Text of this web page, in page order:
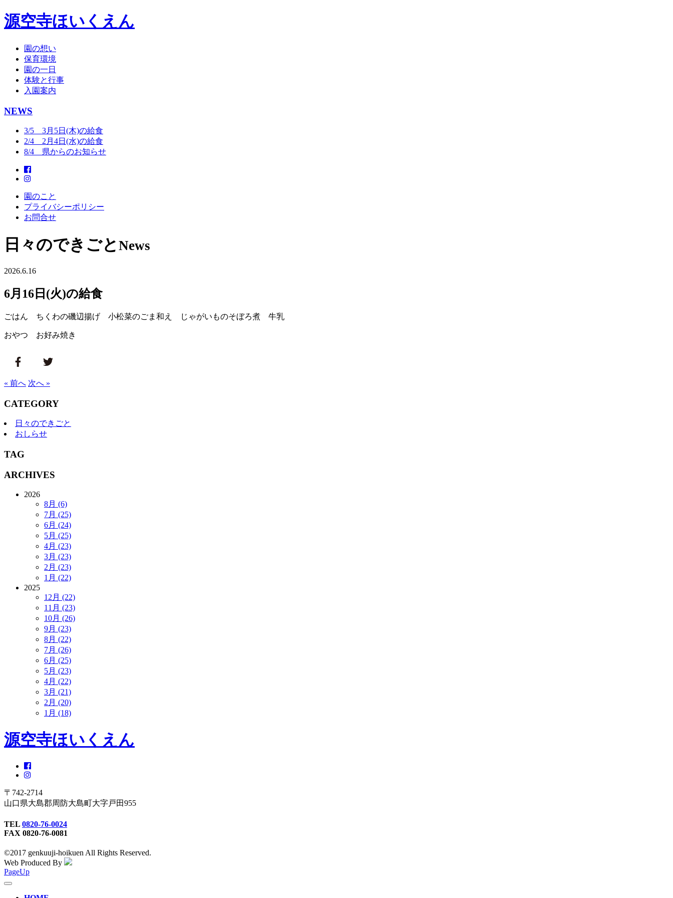
源空寺ほいくえん
園の想い
保育環境
園の一日
体験と行事
入園案内
NEWS
3/5 3月5日(木)の給食
2/4 2月4日(水)の給食
8/4 県からのお知らせ
園のこと
プライバシーポリシー
お問合せ
日々のできごと News
2026.6.16
6月16日(火)の給食
ごはん ちくわの磯辺揚げ 小松菜のごま和え じゃがいものそぼろ煮 牛乳
おやつ お好み焼き
« 前へ 次へ »
CATEGORY
日々のできごと
おしらせ
TAG
ARCHIVES
2026
8月 (6)
7月 (25)
6月 (24)
5月 (25)
4月 (23)
3月 (23)
2月 (23)
1月 (22)
2025
12月 (22)
11月 (23)
10月 (26)
9月 (23)
8月 (22)
7月 (26)
6月 (25)
5月 (23)
4月 (22)
3月 (21)
2月 (20)
1月 (18)
源空寺ほいくえん
〒742-2714
山口県大島郡周防大島町大字戸田955
TEL 0820-76-0024
FAX 0820-76-0081
©2017 genkuuji-hoikuen All Rights Reserved.
Web Produced By
PageUp
toggle
navigation